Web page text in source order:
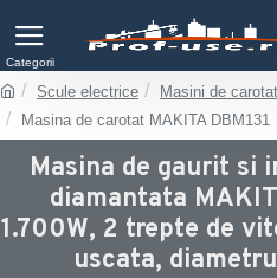
Scule electrice
Masini de carotat
Masina de carotat MAKITA DBM131
Masina de gaurit si
diamantata
1.700W, 2 trepte de
uscata,